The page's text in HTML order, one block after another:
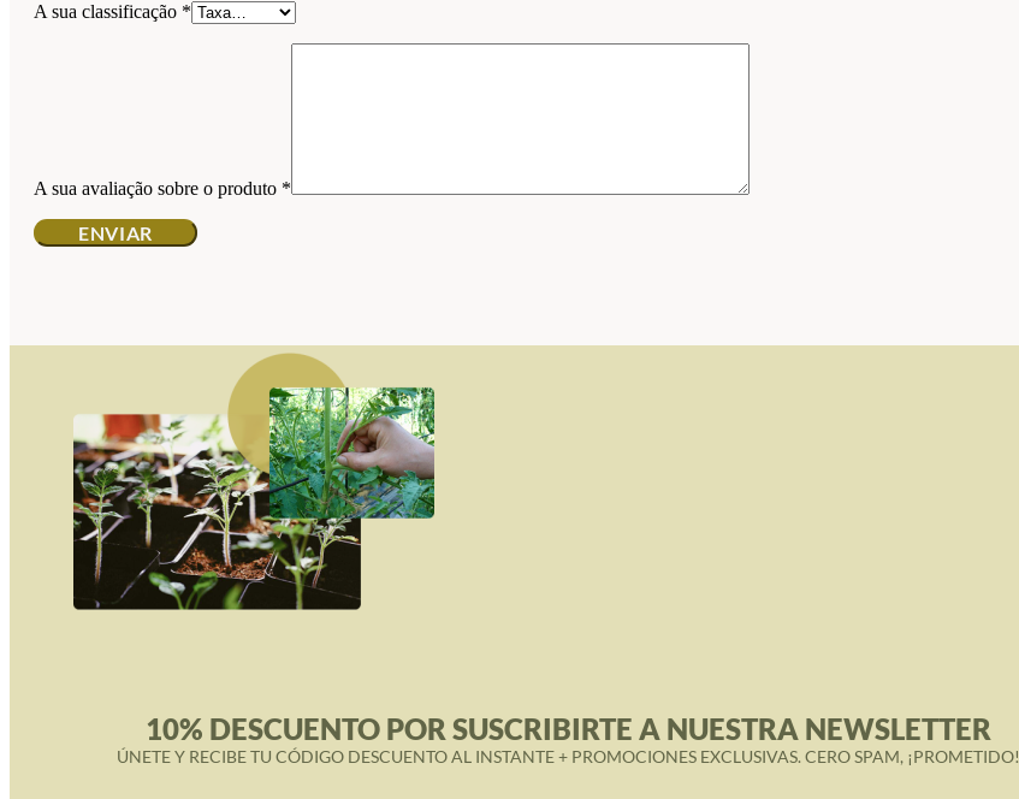
A sua classificação *
A sua avaliação sobre o produto *
10% DESCUENTO POR SUSCRIBIRTE A NUESTRA NEWSLETTER
ÚNETE Y RECIBE TU CÓDIGO DESCUENTO AL INSTANTE + PROMOCIONES EXCLUSIVAS. CERO SPAM, ¡PROMETIDO!